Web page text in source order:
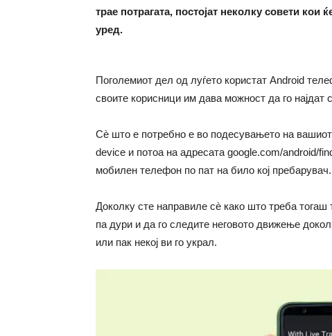
трае потрагата, постојат неколку совети
уред.
Поголемиот дел од луѓето користат Android
своите корисници им дава можност да го најдат
Сè што е потребно е во подесувањето на
device и потоа на адресата google.com/android/
мобилен телефон по пат на било кој пребарувач.
Доколку сте направиле сè како што треба
па дури и да го следите неговото движење
или пак некој ви го украл.